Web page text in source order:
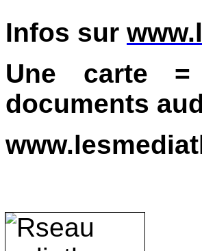
Infos sur
Une carte
documents